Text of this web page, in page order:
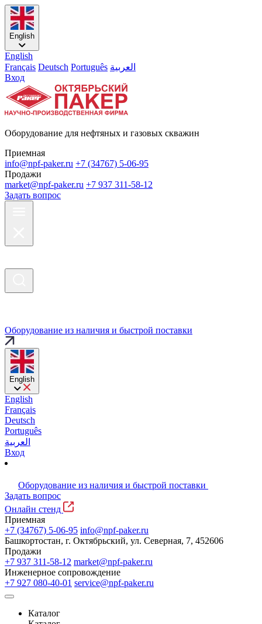
English
English
Français Deutsch Português العربية
Вход
Оборудование для нефтяных и газовых скважин
Приемная
info@npf-paker.ru +7 (34767) 5-06-95
Продажи
market@npf-paker.ru +7 937 311-58-12
Задать вопрос
Оборудование из наличия и быстрой поставки
English
English
Français
Deutsch
Português
العربية
Вход
Оборудование из наличия и быстрой поставки
Задать вопрос
Онлайн стенд
Приемная
+7 (34767) 5-06-95 info@npf-paker.ru
Башкортостан, г. Октябрьский, ул. Северная, 7, 452606
Продажи
+7 937 311-58-12 market@npf-paker.ru
Инженерное сопровождение
+7 927 080-40-01 service@npf-paker.ru
Каталог